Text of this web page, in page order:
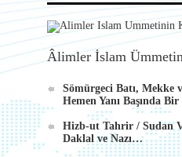
Âlimler İslam
Sömürgeci Batı, Mekke
Hemen Yanı Başında
Hizb-ut Tahrir / Sudan
Daklal ve Nazı…